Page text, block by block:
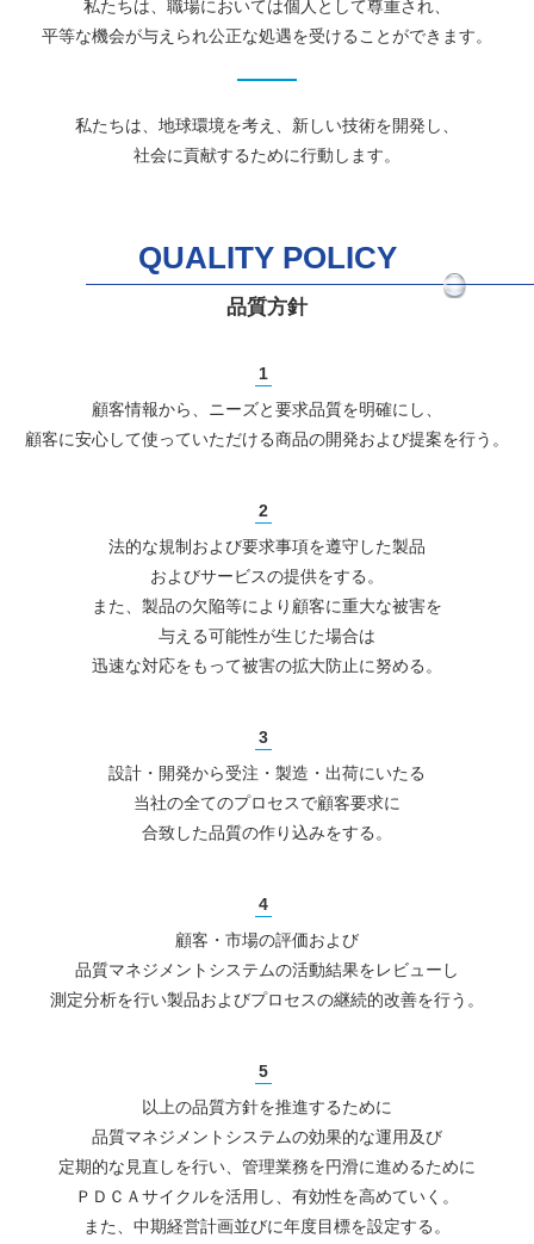
私たちは、職場においては個人として尊重され、
平等な機会が与えられ公正な処遇を受けることができます。
私たちは、地球環境を考え、新しい技術を開発し、
社会に貢献するために行動します。
QUALITY POLICY
品質方針
顧客情報から、ニーズと要求品質を明確にし、
顧客に安心して使っていただける商品の開発および提案を行う。
法的な規制および要求事項を遵守した製品
およびサービスの提供をする。
また、製品の欠陥等により顧客に重大な被害を
与える可能性が生じた場合は
迅速な対応をもって被害の拡大防止に努める。
設計・開発から受注・製造・出荷にいたる
当社の全てのプロセスで顧客要求に
合致した品質の作り込みをする。
顧客・市場の評価および
品質マネジメントシステムの活動結果をレビューし
測定分析を行い製品およびプロセスの継続的改善を行う。
以上の品質方針を推進するために
品質マネジメントシステムの効果的な運用及び
定期的な見直しを行い、管理業務を円滑に進めるために
ＰＤＣＡサイクルを活用し、有効性を高めていく。
また、中期経営計画並びに年度目標を設定する。